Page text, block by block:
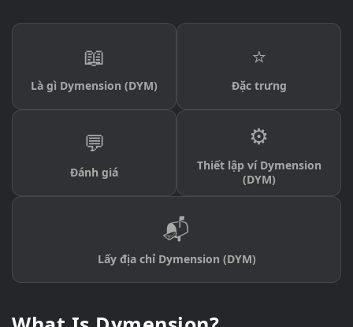
📖
Là gì Dymension (DYM)
⭐
Đặc trưng
💬
Đánh giá
⚙️
Thiết lập ví Dymension
(DYM)
📬
Lấy địa chỉ Dymension (DYM)